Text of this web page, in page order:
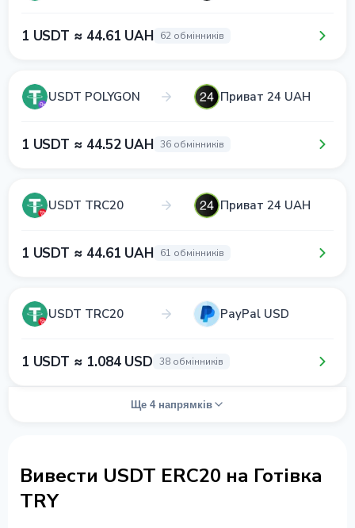
1 USDT ≈ 44.61 UAH 62 обмінників
USDT POLYGON Приват 24 UAH
1 USDT ≈ 44.52 UAH 36 обмінників
USDT TRC20 Приват 24 UAH
1 USDT ≈ 44.61 UAH 61 обмінників
USDT TRC20 PayPal USD
1 USDT ≈ 1.084 USD 38 обмінників
Ще 4 напрямків
Вивести USDT ERC20 на Готівка
TRY